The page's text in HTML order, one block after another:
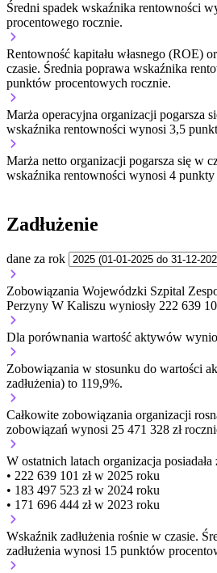
Średni spadek wskaźnika rentowności
procentowego rocznie.
Rentowność kapitału własnego (ROE)
czasie. Średnia poprawa wskaźnika
punktów procentowych rocznie.
Marża operacyjna organizacji pogarsza
wskaźnika rentowności wynosi 3,5
Marża netto organizacji pogarsza się w
wskaźnika rentowności wynosi 4
Zadłużenie
dane za rok
Zobowiązania Wojewódzki Szpital
Perzyny W Kaliszu wyniosły 222 639
Dla porównania wartość aktywów
Zobowiązania w stosunku do wartości
zadłużenia) to 119,9%.
Całkowite zobowiązania organizacji
zobowiązań wynosi 25 471 328 zł
W ostatnich latach organizacja
• 222 639 101 zł w 2025 roku
• 183 497 523 zł w 2024 roku
• 171 696 444 zł w 2023 roku
Wskaźnik zadłużenia rośnie w czasie.
zadłużenia wynosi 15 punktów